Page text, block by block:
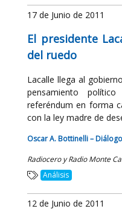
17 de Junio de 2011
El presidente
del ruedo
Lacalle llega al
pensamiento
referéndum en forma
con la ley madre de
Oscar A. Bottinelli –
Radiocero y Radio Monte
Análisis
12 de Junio de 2011